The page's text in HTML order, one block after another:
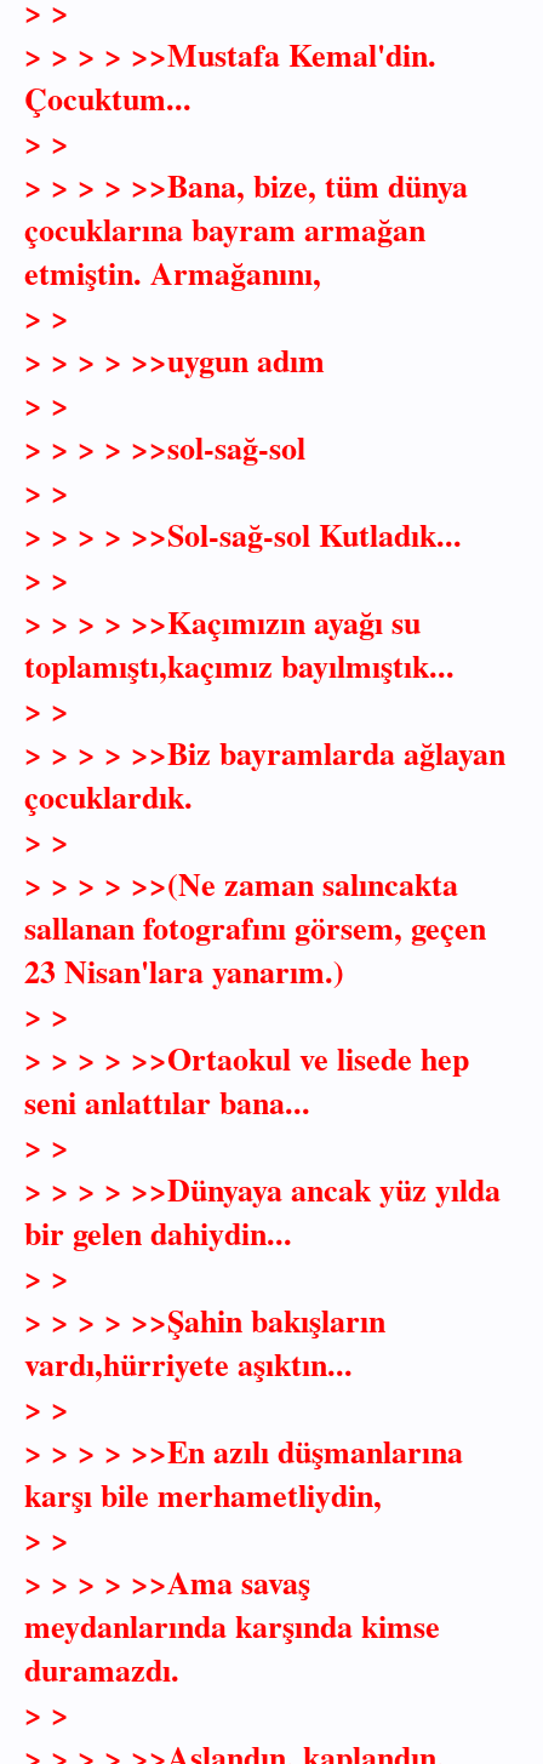
> >
> > > > >>Mustafa Kemal'din.
Çocuktum...
> >
> > > > >>Bana, bize, tüm dünya
çocuklarına bayram armağan
etmiştin. Armağanını,
> >
> > > > >>uygun adım
> >
> > > > >>sol-sağ-sol
> >
> > > > >>Sol-sağ-sol Kutladık...
> >
> > > > >>Kaçımızın ayağı su
toplamıştı,kaçımız bayılmıştık...
> >
> > > > >>Biz bayramlarda ağlayan
çocuklardık.
> >
> > > > >>(Ne zaman salıncakta
sallanan fotografını görsem, geçen
23 Nisan'lara yanarım.)
> >
> > > > >>Ortaokul ve lisede hep
seni anlattılar bana...
> >
> > > > >>Dünyaya ancak yüz yılda
bir gelen dahiydin...
> >
> > > > >>Şahin bakışların
vardı,hürriyete aşıktın...
> >
> > > > >>En azılı düşmanlarına
karşı bile merhametliydin,
> >
> > > > >>Ama savaş
meydanlarında karşında kimse
duramazdı.
> >